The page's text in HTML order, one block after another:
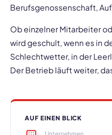
Berufsgenossenschaft,
Ob einzelner Mitarbeiter
wird geschult, wenn es in
Schlechtwetter, in der
Der Betrieb läuft weiter,
AUF EINEN BLICK